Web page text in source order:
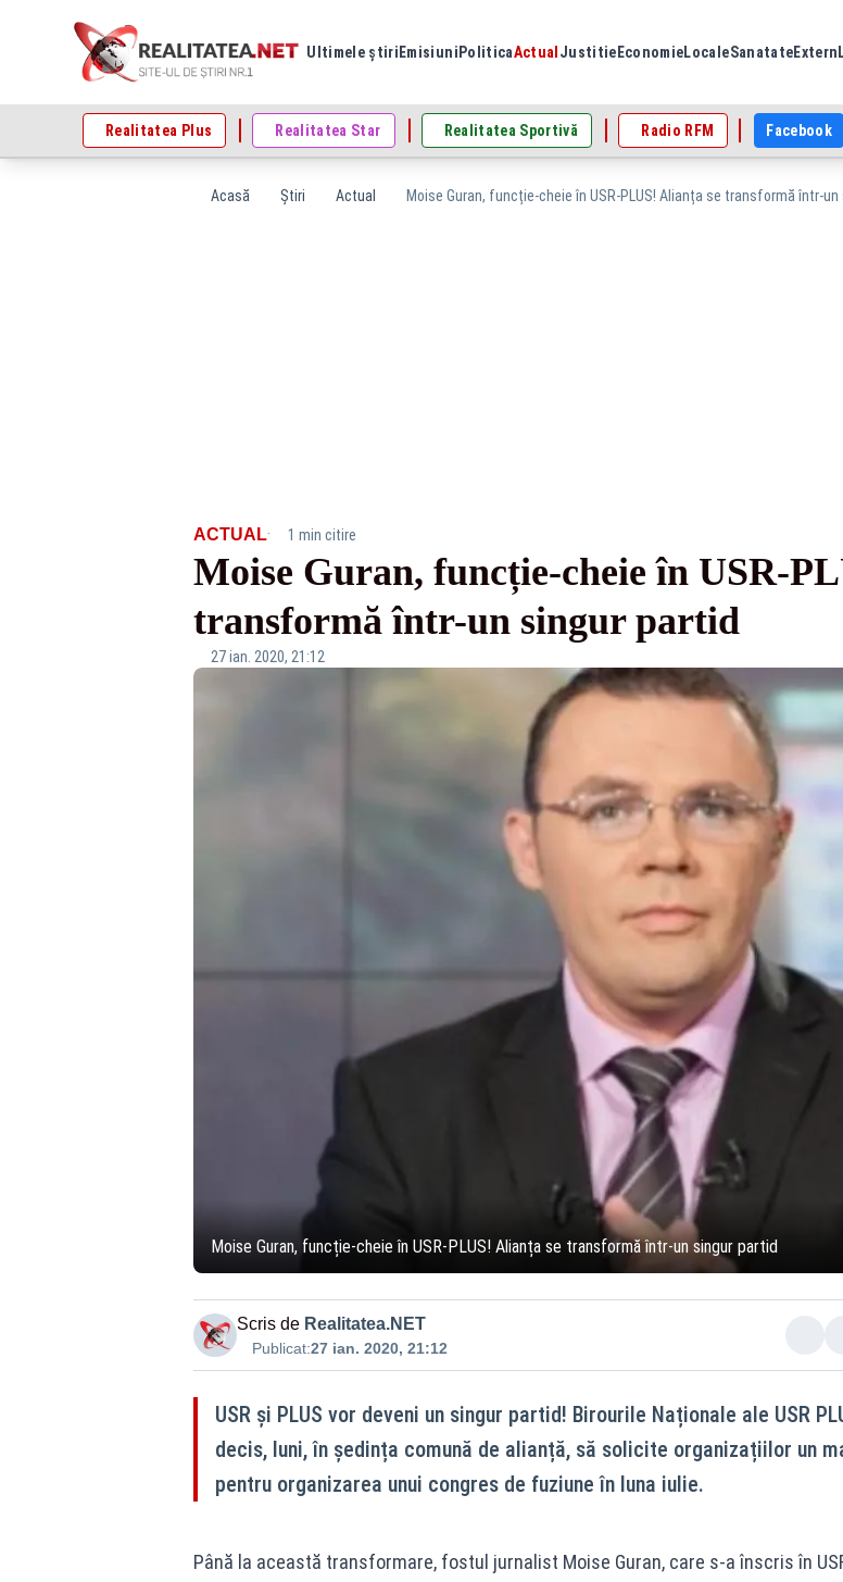
Ultimele știri Emisiuni PoliticaActual Justitie EconomieLocaleSanatateExtern
Realitatea Plus Realitatea Star Realitatea Sportivă Radio RFM Facebook
Acasă Știri Actual Moise Guran, funcție-cheie în USR-PLUS! Alianța se transformă într-un
ACTUAL· 1 min citire
Moise Guran, funcție-cheie în USR-
transformă într-un singur partid
27 ian. 2020, 21:12
Moise Guran, funcție-cheie în USR-PLUS! Alianța se transformă într-un singur partid
Scris de Realitatea.NET
Publicat:27 ian. 2020, 21:12
USR și PLUS vor deveni un singur partid! Birourile Naționale ale USR
decis, luni, în ședința comună de alianță, să solicite organizațiilor un
pentru organizarea unui congres de fuziune în luna iulie.
Până la această transformare, fostul jurnalist Moise Guran, care s-a înscris în